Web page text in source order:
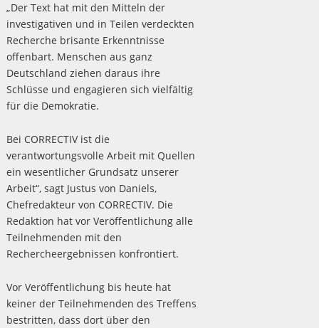
„Der Text hat mit den Mitteln der
investigativen und in Teilen verdeckten
Recherche brisante Erkenntnisse
offenbart. Menschen aus ganz
Deutschland ziehen daraus ihre
Schlüsse und engagieren sich vielfältig
für die Demokratie.
Bei CORRECTIV ist die
verantwortungsvolle Arbeit mit Quellen
ein wesentlicher Grundsatz unserer
Arbeit“, sagt Justus von Daniels,
Chefredakteur von CORRECTIV. Die
Redaktion hat vor Veröffentlichung alle
Teilnehmenden mit den
Rechercheergebnissen konfrontiert.
Vor Veröffentlichung bis heute hat
keiner der Teilnehmenden des Treffens
bestritten, dass dort über den